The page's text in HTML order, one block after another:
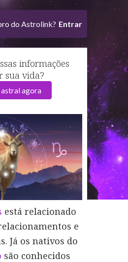
do Astrolink? Entrar
informações
sua vida?
astral agora
está relacionado
e
Já os nativos do
são conhecidos